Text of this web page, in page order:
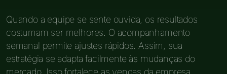
Quando a equipe se sente ouvida, os resultados
costumam ser melhores. O acompanhamento
semanal permite ajustes rápidos. Assim, sua
estratégia se adapta facilmente às mudanças do
mercado. Isso fortalece as vendas da empresa.